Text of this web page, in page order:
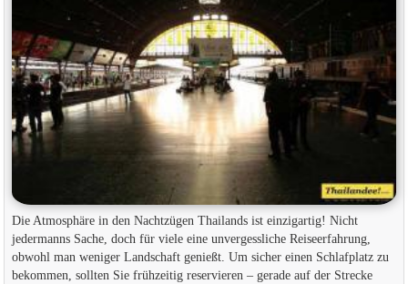
Die Atmosphäre in den Nachtzügen Thailands ist einzigartig! Nicht
jedermanns Sache, doch für viele eine unvergessliche Reiseerfahrung,
obwohl man weniger Landschaft genießt. Um sicher einen Schlafplatz zu
bekommen, sollten Sie frühzeitig reservieren – gerade auf der Strecke